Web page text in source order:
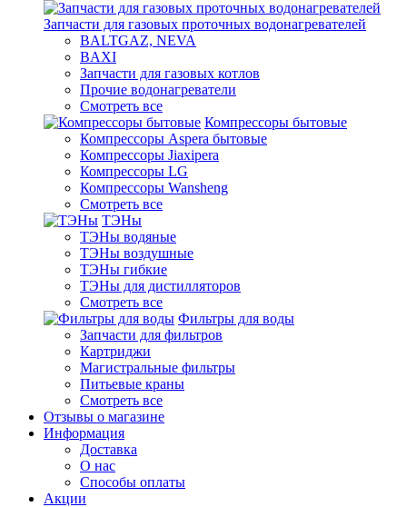
Запчасти для газовых проточных водонагревателей
BALTGAZ, NEVA
BAXI
Запчасти для газовых котлов
Прочие водонагреватели
Смотреть все
Компрессоры бытовые
Компрессоры Aspera бытовые
Компрессоры Jiaxipera
Компрессоры LG
Компрессоры Wansheng
Смотреть все
ТЭНы
ТЭНы водяные
ТЭНы воздушные
ТЭНы гибкие
ТЭНы для дистилляторов
Смотреть все
Фильтры для воды
Запчасти для фильтров
Картриджи
Магистральные фильтры
Питьевые краны
Смотреть все
Отзывы о магазине
Информация
Доставка
О нас
Способы оплаты
Акции